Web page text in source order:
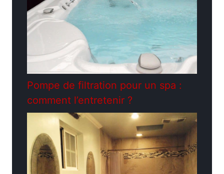
Pompe de filtration pour un spa :
comment l’entretenir ?